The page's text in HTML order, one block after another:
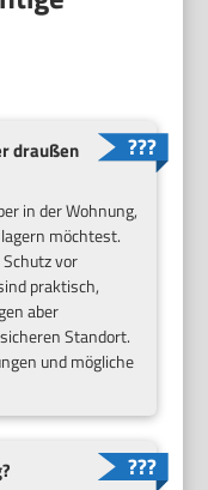
draußen
in der Wohnung,
möchtest.
vor
praktisch,
aber
Standort.
und mögliche